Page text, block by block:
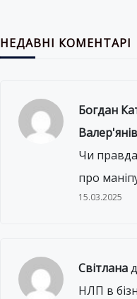
НЕДАВНІ КОМЕНТАРІ
Богдан
Чи
про
15.03.2025
Світлана
НЛП в